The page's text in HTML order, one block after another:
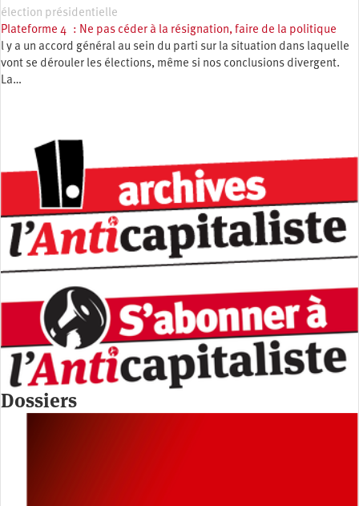
élection présidentielle
Plateforme 4 : Ne pas céder à la résignation, faire de la politique
l y a un accord général au sein du parti sur la situation dans laquelle
vont se dérouler les élections, même si nos conclusions divergent.
La…
Dossiers